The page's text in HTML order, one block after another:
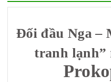
Đối đầu Nga –
tranh lạnh”